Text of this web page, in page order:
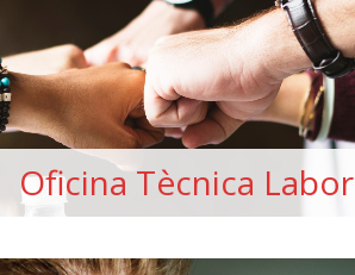
Oficina Tècnica